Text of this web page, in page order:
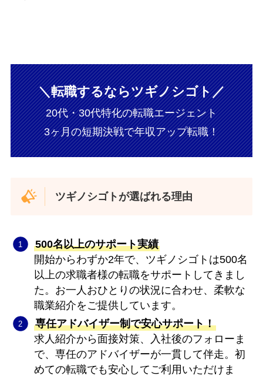
＼転職するならツギノシゴト／
20代・30代特化の転職エージェント
3ヶ月の短期決戦で年収アップ転職！
ツギノシゴトが選ばれる理由
500名以上のサポート実績
開始からわずか2年で、ツギノシゴトは500名
以上の求職者様の転職をサポートしてきまし
た。お一人おひとりの状況に合わせ、柔軟な
職業紹介をご提供しています。
専任アドバイザー制で安心サポート！
求人紹介から面接対策、入社後のフォローま
で、専任のアドバイザーが一貫して伴走。初
めての転職でも安心してご利用いただけま